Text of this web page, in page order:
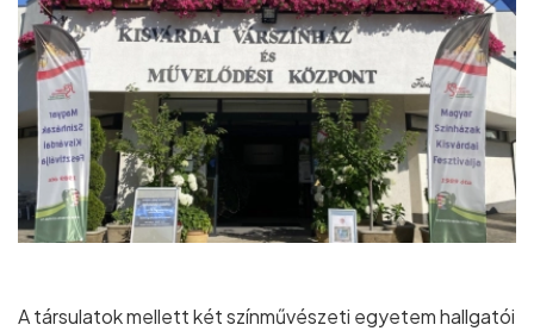
A társulatok mellett két színművészeti egyetem hallgatói